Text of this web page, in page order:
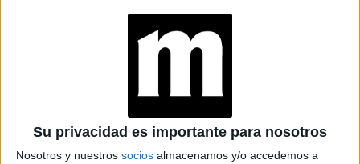
Su privacidad es importante para nosotros
Nosotros y nuestros socios almacenamos y/o accedemos a
Caras Noticias
Weekend Parabrisas
Look
Luz Mía Lunateen Break BATimes